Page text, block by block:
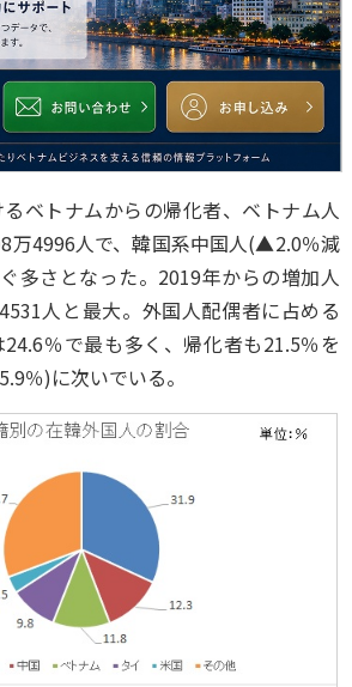
ベトナムからの帰化者、ベトナム人
万4996人で、韓国系中国人(▲2.0％減
多さとなった。2019年からの増加人
人と最大。外国人配偶者に占める
％で最も多く、帰化者も21.5％を
％)に次いでいる。